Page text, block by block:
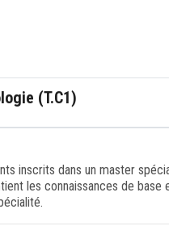
(T.C1)
inscrits dans un master
les connaissances de base